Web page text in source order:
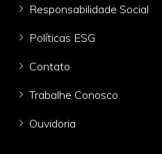
Responsabilidade Social
Políticas ESG
Contato
Trabalhe Conosco
Ouvidoria